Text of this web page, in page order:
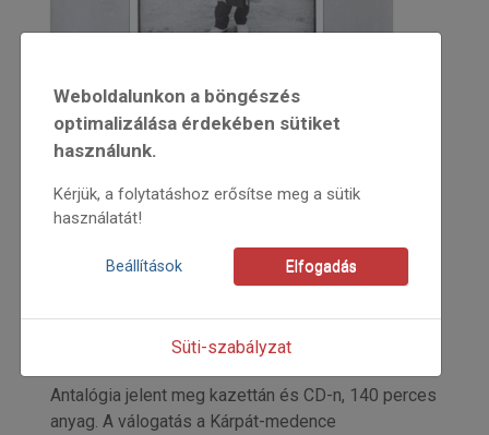
1996/2
Kezdőoldal: 11
Antalógia jelent meg kazettán és CD-n, 140 perces
anyag. A válogatás a Kárpát-medence
Weboldalunkon a böngészés
optimalizálása érdekében sütiket
használunk.
Kérjük, a folytatáshoz erősítse meg a sütik
használatát!
Beállítások Elfogadás
Süti-szabályzat